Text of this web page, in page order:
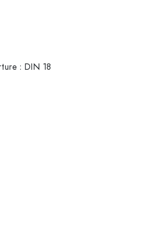
Bouteilles en verre 500 ml